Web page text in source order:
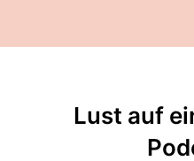
Lust auf